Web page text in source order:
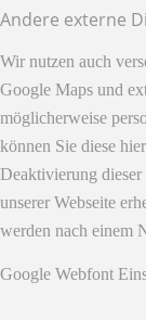
Andere externe
Wir nutzen auch
Google Maps und
möglicherweise
können Sie diese
Deaktivierung
unserer Webseite
werden nach einem
Google Webfont